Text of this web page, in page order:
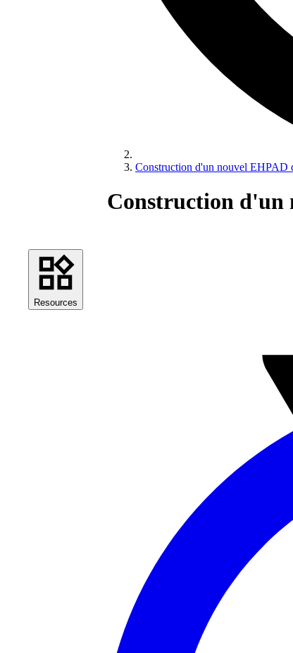
Resources
Construction d'un nouvel EHPAD
Construction d'un